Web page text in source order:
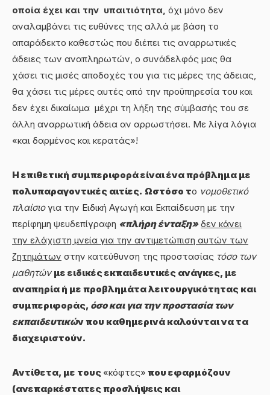
οποία έχει και την υπαιτιότητα, όχι μόνο δεν
αναλαμβάνει τις ευθύνες της αλλά με βάση το
απαράδεκτο καθεστώς που διέπει τις αναρρωτικές
άδειες των αναπληρωτών, ο συνάδελφός μας θα
χάσει τις μισές αποδοχές του για τις μέρες της άδειας,
θα χάσει τις μέρες αυτές από την προϋπηρεσία του και
δεν έχει δικαίωμα μέχρι τη λήξη της σύμβασής του σε
άλλη αναρρωτική άδεια αν αρρωστήσει. Με λίγα λόγια
«και δαρμένος και κερατάς»!
Η επιθετική συμπεριφορά είναι ένα πρόβλημα με
πολυπαραγοντικές αιτίες. Ωστόσο το νομοθετικό
πλαίσιογια την Ειδική Αγωγή και Εκπαίδευση με την
περίφημη ψευδεπίγραφη «πλήρη ένταξη» δεν κάνει
την ελάχιστη μνεία για την αντιμετώπιση αυτών των
ζητημάτων στην κατεύθυνση της προστασίας τόσο των
μαθητών με ειδικές εκπαιδευτικές ανάγκες, με
αναπηρία ή με προβλημάτα λειτουργικότητας και
συμπεριφοράς, όσο και για την προστασία των
εκπαιδευτικών που καθημερινά καλούνται να τα
διαχειριστούν.
Αντίθετα, με τους «κόφτες» που εφαρμόζουν
(ανεπαρκέστατες προσλήψεις και